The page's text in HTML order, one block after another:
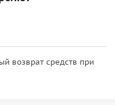
возврат средств при